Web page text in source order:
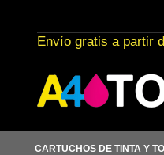
al
contenido
Envío gratis a partir
CARTUCHOS DE TINTA Y